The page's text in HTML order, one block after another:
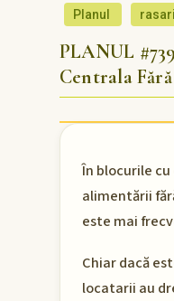
Planul
PLANUL
Centrala
În blocurile
alimentării
este mai
Chiar dacă
locatarii au